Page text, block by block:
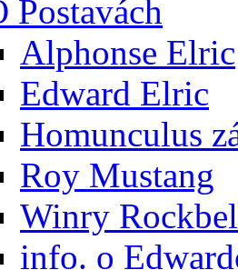
Postavách
Alphonse Elric
Edward Elric
Homunculus
Roy Mustang
Winry
info. o